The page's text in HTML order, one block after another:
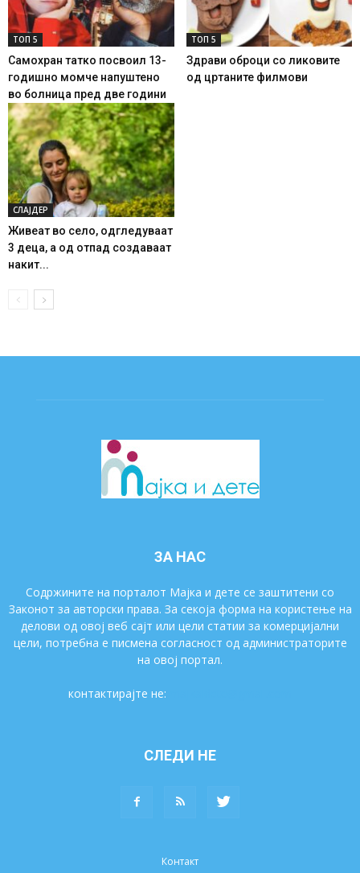
ТОП 5
Самохран татко посвоил 13-
годишно момче напуштено
во болница пред две години
ТОП 5
Здрави оброци со ликовите
од цртаните филмови
СЛАЈДЕР
Живеат во село, одгледуваат
3 деца, а од отпад создаваат
накит...
ЗА НАС
Содржините на порталот Мајка и дете се заштитени со
Законот за авторски права. За секоја форма на користење на
делови од овој веб сајт или цели статии за комерцијални
цели, потребна е писмена согласност од администраторите
на овој портал.
контактирајте не:
СЛЕДИ НЕ
Контакт